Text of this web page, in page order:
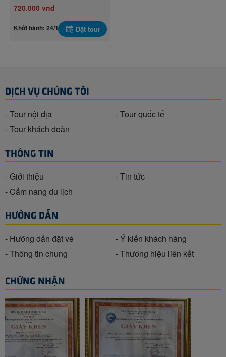
720.000 vnđ
Khởi hành: 24/10/2026Đặt tour
DỊCH VỤ CHÚNG TÔI
- Tour nội địa
- Tour quốc tế
- Tour khách đoàn
THÔNG TIN
- Giới thiệu
- Tin tức
- Cẩm nang du lịch
HƯỚNG DẪN
- Hướng dẫn đặt vé
- Ý kiến khách hàng
- Thông tin chung
- Thương hiệu liên kết
CHỨNG NHẬN